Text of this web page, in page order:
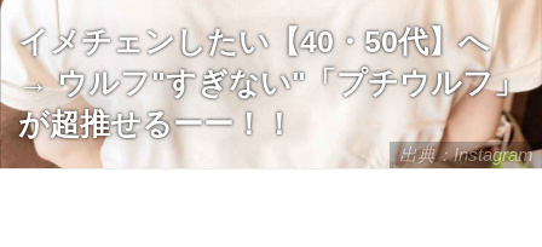
出典：Instagram
イメチェンしたい【40・50代】へ
→ ウルフ"すぎない"「プチウルフ」
が超推せるーー！！